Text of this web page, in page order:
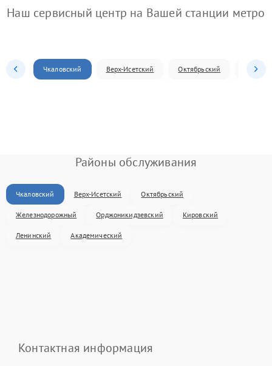
Наш сервисный центр на Вашей станции метро
Чкаловский Верх-Исетский Октябрьский
Районы обслуживания
Чкаловский Верх-Исетский Октябрьский
Железнодорожный Орджоникидзевский Кировский
Ленинский Академический
Контактная информация